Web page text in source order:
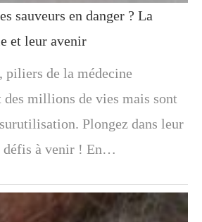
sauveurs en danger ? La
et leur avenir
piliers de la médecine
des millions de vies mais sont
Plongez dans leur
défis à venir ! En…